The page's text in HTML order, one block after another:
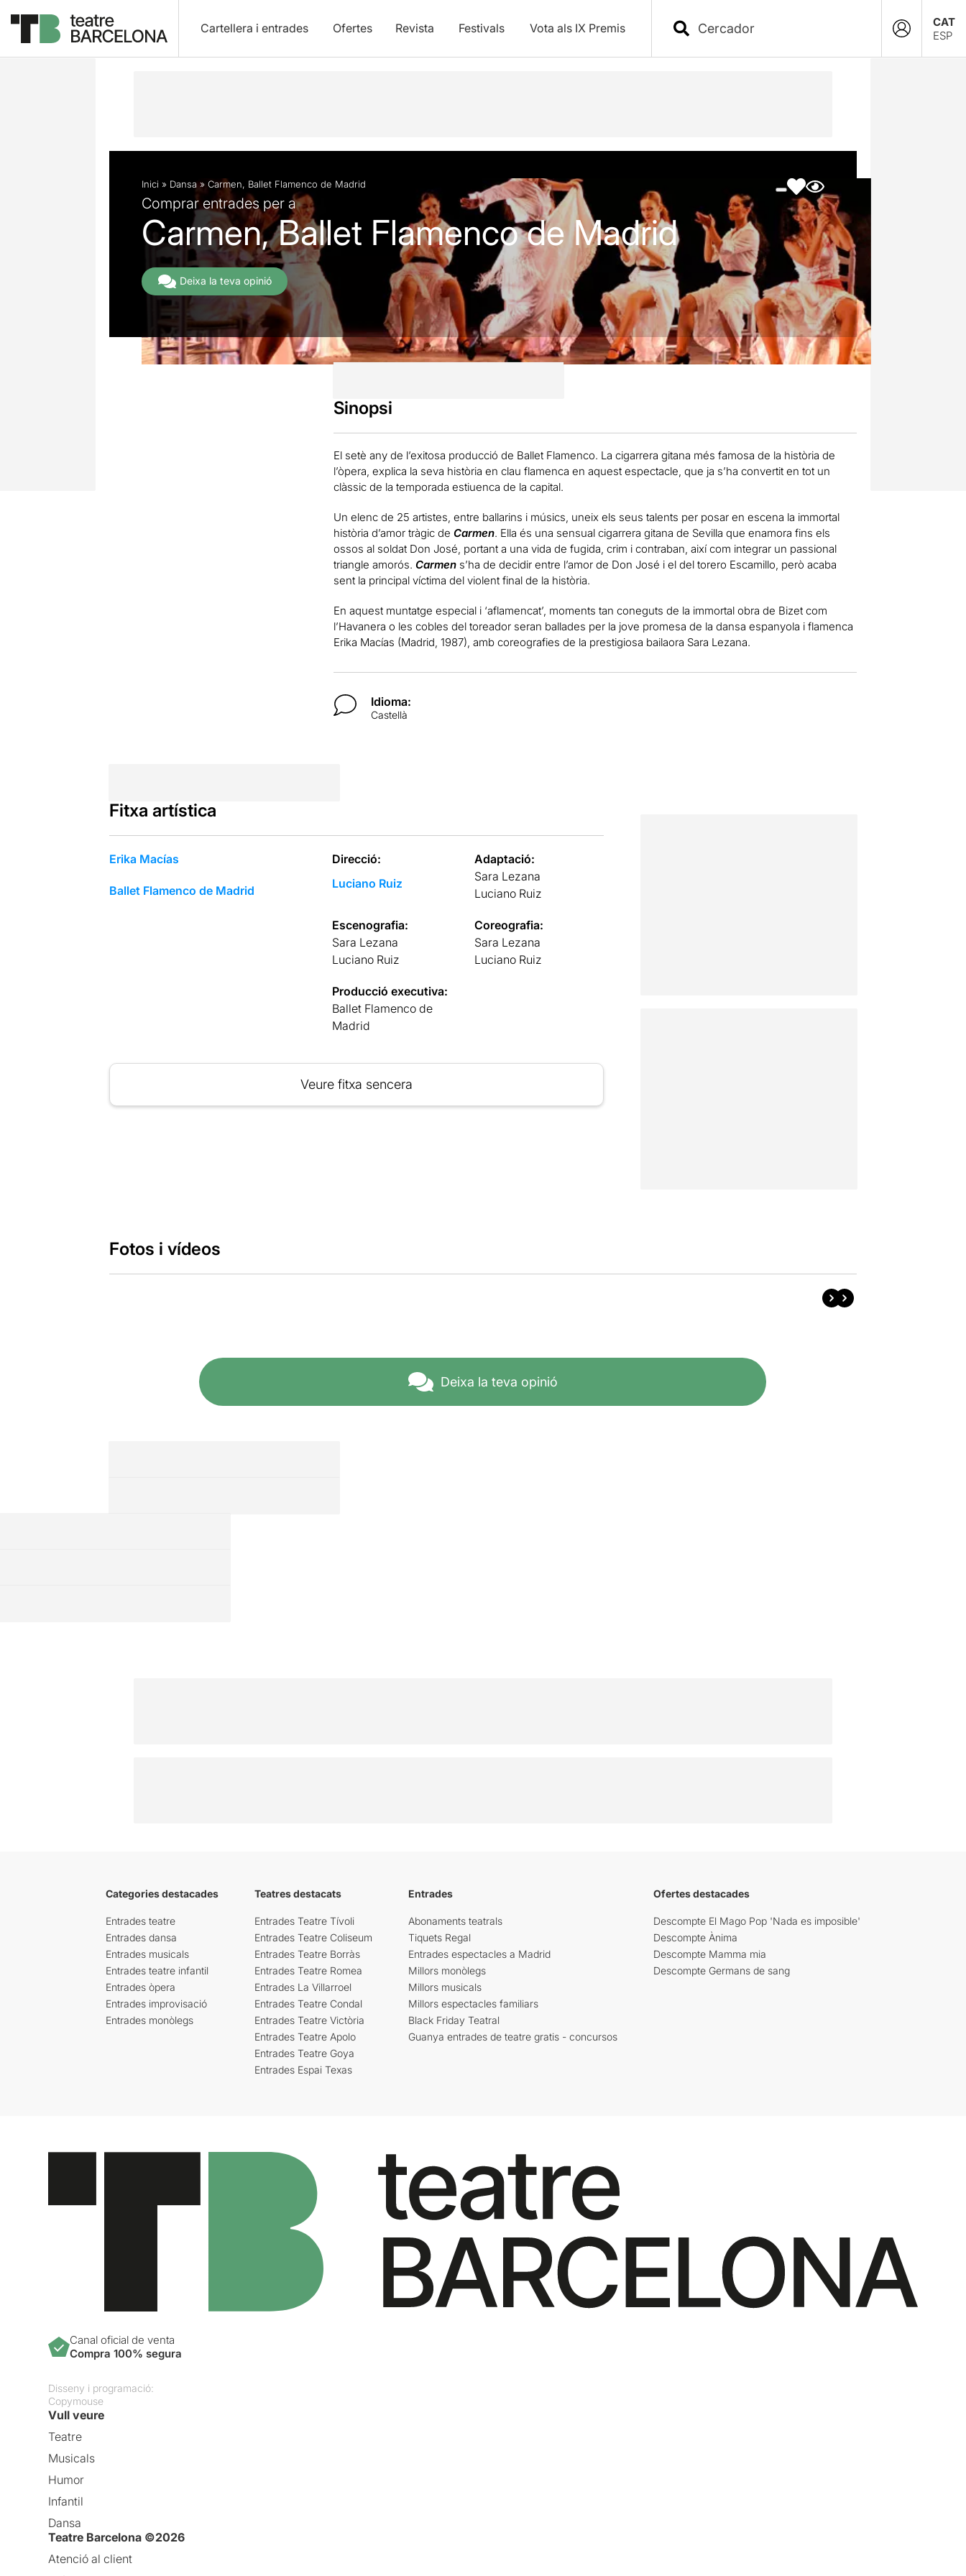
Cartellera i entrades Ofertes Revista Festivals Vota als IX Premis
CAT
ESP
Descripció Fitxa artística Fotos i vídeos
Inici » Dansa» Carmen, Ballet Flamenco de Madrid
Comprar entrades per a
Carmen, Ballet Flamenco de Madrid
Deixa la teva opinió
Sinopsi
El setè any de l’exitosa producció de Ballet Flamenco. La cigarrera gitana més famosa de la història de
l’òpera, explica la seva història en clau flamenca en aquest espectacle, que ja s’ha convertit en tot un
clàssic de la temporada estiuenca de la capital.
Un elenc de 25 artistes, entre ballarins i músics, uneix els seus talents per posar en escena la immortal
història d’amor tràgic de Carmen. Ella és una sensual cigarrera gitana de Sevilla que enamora fins els
ossos al soldat Don José, portant a una vida de fugida, crim i contraban, així com integrar un passional
triangle amorós. Carmens’ha de decidir entre l’amor de Don José i el del torero Escamillo, però acaba
sent la principal víctima del violent final de la història.
En aquest muntatge especial i ‘aflamencat’, moments tan coneguts de la immortal obra de Bizet com
l’Havanera o les cobles del toreador seran ballades per la jove promesa de la dansa espanyola i flamenca
Erika Macías (Madrid, 1987), amb coreografies de la prestigiosa bailaora Sara Lezana.
Idioma:
Castellà
Fitxa artística
Erika Macías
Ballet Flamenco de Madrid
Direcció:
Luciano Ruiz
Adaptació:
Sara Lezana
Luciano Ruiz
Escenografia:
Sara Lezana
Luciano Ruiz
Coreografia:
Sara Lezana
Luciano Ruiz
Producció executiva:
Ballet Flamenco de
Madrid
Veure fitxa sencera
Fotos i vídeos
Deixa la teva opinió
Categories destacades
Entrades teatre
Entrades dansa
Entrades musicals
Entrades teatre infantil
Entrades òpera
Entrades improvisació
Entrades monòlegs
Teatres destacats
Entrades Teatre Tívoli
Entrades Teatre Coliseum
Entrades Teatre Borràs
Entrades Teatre Romea
Entrades La Villarroel
Entrades Teatre Condal
Entrades Teatre Victòria
Entrades Teatre Apolo
Entrades Teatre Goya
Entrades Espai Texas
Entrades
Abonaments teatrals
Tiquets Regal
Entrades espectacles a Madrid
Millors monòlegs
Millors musicals
Millors espectacles familiars
Black Friday Teatral
Guanya entrades de teatre gratis - concursos
Ofertes destacades
Descompte El Mago Pop 'Nada es imposible'
Descompte Ànima
Descompte Mamma mia
Descompte Germans de sang
Canal oficial de venta
Compra 100% segura
Disseny i programació:
Copymouse
Vull veure
Teatre
Musicals
Humor
Infantil
Dansa
Teatre Barcelona ©2026
Atenció al client